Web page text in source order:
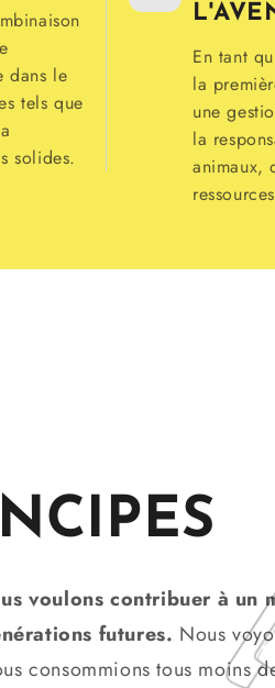
dans le
tels que
solides.
En tant
la
une
la
animaux,
voulons contribuer à un
futures. Nous
consommions tous moins